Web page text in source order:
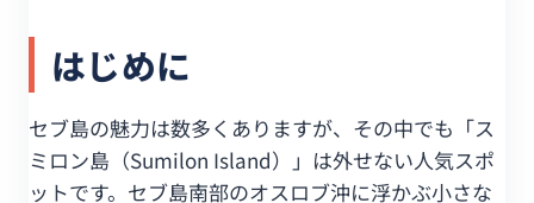
はじめに
セブ島の魅力は数多くありますが、その中でも「ス
ミロン島（Sumilon Island）」は外せない人気スポ
ットです。セブ島南部のオスロブ沖に浮かぶ小さな